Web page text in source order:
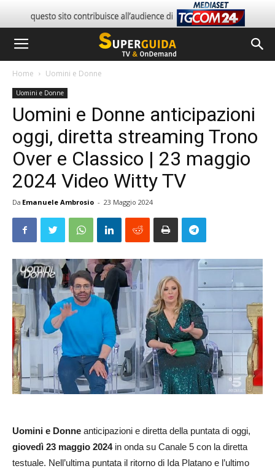
Home Uomini e Donne
Uomini e Donne
Uomini e Donne anticipazioni
oggi, diretta streaming Trono
Over e Classico | 23 maggio
2024 Video Witty TV
Da Emanuele Ambrosio - 23 Maggio 2024
Uomini e Donne anticipazioni e diretta della puntata di oggi,
giovedì 23 maggio 2024 in onda su Canale 5 con la diretta
testuale. Nell’ultima puntata il ritorno di Ida Platano e l’ultimo